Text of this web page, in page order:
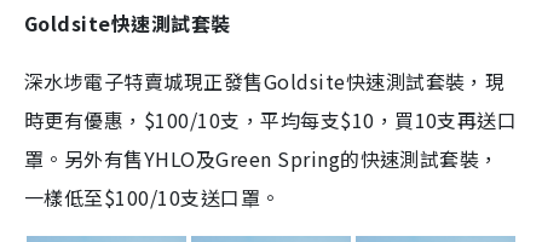
Goldsite快速測試套裝
深水埗電子特賣城現正發售Goldsite快速測試套裝，現
時更有優惠，$100/10支，平均每支$10，買10支再送口
罩。另外有售YHLO及Green Spring的快速測試套裝，
一樣低至$100/10支送口罩。